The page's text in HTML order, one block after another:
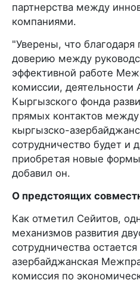
партнерства между
компаниями.
"Уверены, что благодаря
доверию между
эффективной работе
комиссии, деятельности
Кыргызского фонда
прямых контактов
кыргызско-
сотрудничество будет и
приобретая новые
добавил он.
О предстоящих
Как отметил Сейитов,
механизмов развития
сотрудничества
азербайджанская
комиссия по